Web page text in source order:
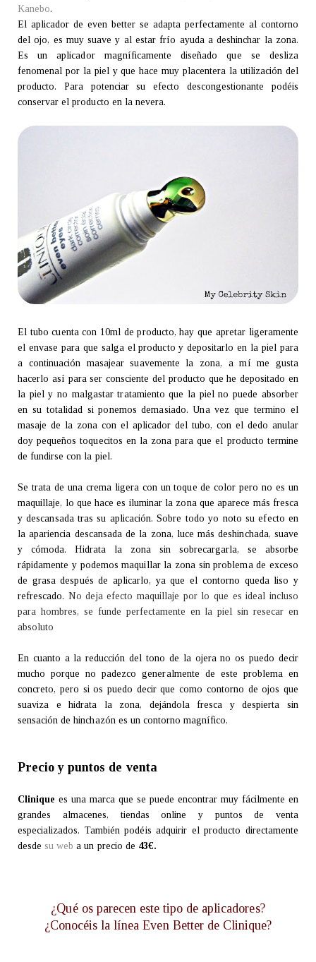
Kanebo.
El aplicador de even better se adapta perfectamente al contorno
del ojo, es muy suave y al estar frío ayuda a deshinchar la zona.
Es un aplicador magníficamente diseñado que se desliza
fenomenal por la piel y que hace muy placentera la utilización del
producto. Para potenciar su efecto descongestionante podéis
conservar el producto en la nevera.
El tubo cuenta con 10ml de producto, hay que apretar ligeramente
el envase para que salga el producto y depositarlo en la piel para
a continuación masajear suavemente la zona, a mí me gusta
hacerlo así para ser consciente del producto que he depositado en
la piel y no malgastar tratamiento que la piel no puede absorber
en su totalidad si ponemos demasiado. Una vez que termino el
masaje de la zona con el aplicador del tubo, con el dedo anular
doy pequeños toquecitos en la zona para que el producto termine
de fundirse con la piel.
Se trata de una crema ligera con un toque de color pero no es un
maquillaje, lo que hace es iluminar la zona que aparece más fresca
y descansada tras su aplicación. Sobre todo yo noto su efecto en
la apariencia descansada de la zona, luce más deshinchada, suave
y cómoda. Hidrata la zona sin sobrecargarla, se absorbe
rápidamente y podemos maquillar la zona sin problema de exceso
de grasa después de aplicarlo, ya que el contorno queda liso y
refrescado. No deja efecto maquillaje por lo que es ideal incluso
para hombres, se funde perfectamente en la piel sin resecar en
absoluto
En cuanto a la reducción del tono de la ojera no os puedo decir
mucho porque no padezco generalmente de este problema en
concreto, pero si os puedo decir que como contorno de ojos que
suaviza e hidrata la zona, dejándola fresca y despierta sin
sensación de hinchazón es un contorno magnífico.
Precio y puntos de venta
Clinique es una marca que se puede encontrar muy fácilmente en
grandes almacenes, tiendas online y puntos de venta
especializados. También podéis adquirir el producto directamente
desde su web a un precio de 43€.
¿Qué os parecen este tipo de aplicadores?
¿Conocéis la línea Even Better de Clinique?